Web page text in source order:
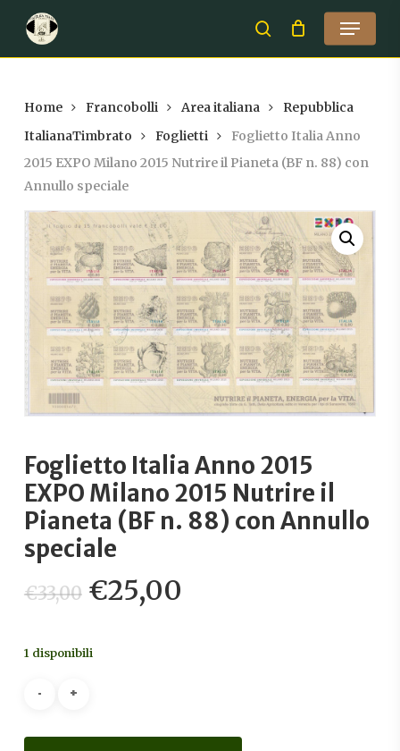
main
search
Menu
Home Francobolli Area italiana
Repubblica
ItalianaTimbrato
Foglietti
Foglietto Italia Anno
2015 EXPO Milano 2015 Nutrire il Pianeta (BF n. 88) con
Annullo speciale
Foglietto Italia Anno 2015
EXPO Milano 2015 Nutrire il
Pianeta (BF n. 88) con Annullo
speciale
€33,00 Il
prezzo
originale
€25,00
1 disponibili
Close